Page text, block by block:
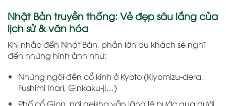
Nhật Bản truyền thống: Vẻ đẹp sâu lắng của
lịch sử & văn hóa
Khi nhắc đến Nhật Bản, phần lớn du khách sẽ nghĩ
đến những hình ảnh như:
Những ngôi đền cổ kính ở Kyoto (Kiyomizu-dera,
Fushimi Inari, Ginkaku-ji…)
Phố cổ Gion, nơi geisha vẫn lặng lẽ bước qua dưới